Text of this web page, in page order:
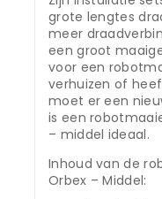
grote lengtes
meer
een groot
voor een
verhuizen of
moet er een
is een
– middel ideaal.
Inhoud van de
Orbex – Middel: